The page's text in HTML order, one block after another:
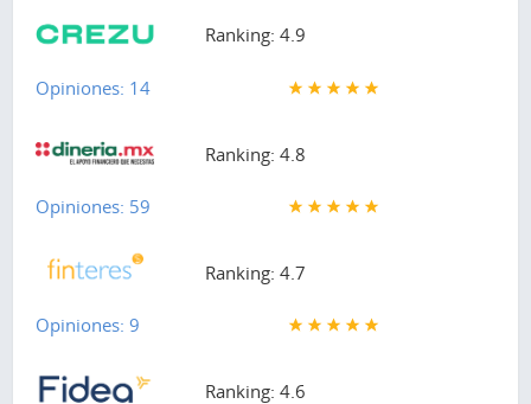
Ranking: 4.9
Opiniones: 14
Ranking: 4.8
Opiniones: 59
Ranking: 4.7
Opiniones: 9
Ranking: 4.6